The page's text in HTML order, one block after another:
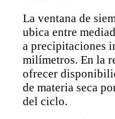
La ventana de
ubica entre
a precipitaciones
milímetros. En la
ofrecer
de materia seca
del ciclo.